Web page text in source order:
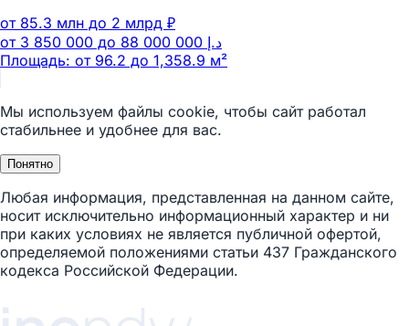
от 85.3 млн до 2 млрд ₽
Площадь: от 96.2 до 1,358.9 м²
Мы используем файлы cookie, чтобы сайт работал
стабильнее и удобнее для вас.
Понятно
Любая информация, представленная на данном сайте,
носит исключительно информационный характер и ни
при каких условиях не является публичной офертой,
определяемой положениями статьи 437 Гражданского
кодекса Российской Федерации.